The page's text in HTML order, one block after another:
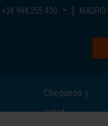
+34 948 255 400 MADRID
Chequeos y
salud